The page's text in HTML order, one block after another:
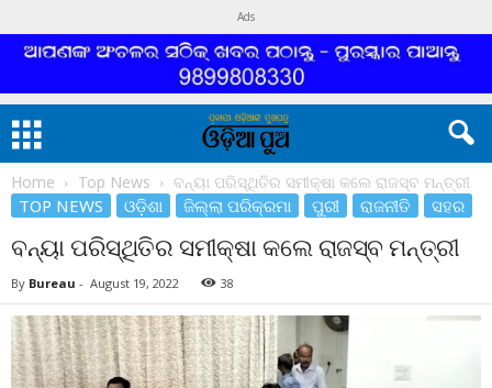
Ads
Home Top News ବନ୍ୟା ପରିସ୍ଥିତିର ସମୀକ୍ଷା କଲେ ରାଜସ୍ବ ମନ୍ତ୍ରୀ
TOP NEWS ଓଡ଼ିଶା ଜିଲ୍ଲା ପରିକ୍ରମା ପୁରୀ ରାଜନୀତି ସହର
ବନ୍ୟା ପରିସ୍ଥିତିର ସମୀକ୍ଷା କଲେ ରାଜସ୍ବ ମନ୍ତ୍ରୀ
By Bureau - August 19, 2022 38